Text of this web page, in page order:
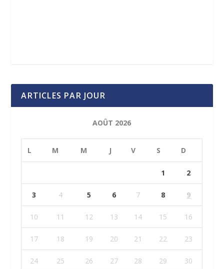
ARTICLES PAR JOUR
AOÛT 2026
L M M J V S D
1 2
3 4 5 6 7 8 9
10 11 12 13 14 15 16
17 18 19 20 21 22 23
24 25 26 27 28 29 30